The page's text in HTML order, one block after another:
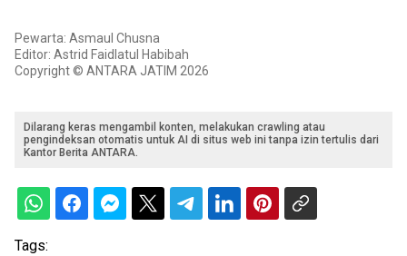
Pewarta: Asmaul Chusna
Editor: Astrid Faidlatul Habibah
Copyright © ANTARA JATIM 2026
Dilarang keras mengambil konten, melakukan crawling atau
pengindeksan otomatis untuk AI di situs web ini tanpa izin tertulis dari
Kantor Berita ANTARA.
Tags: